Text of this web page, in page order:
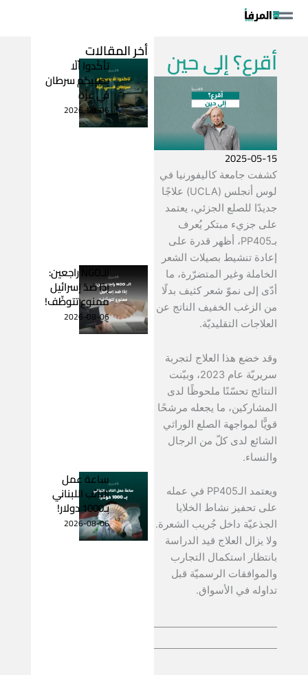
أقرع؟ إلى حين
2025-05-15
كشفت جامعة كاليفورنيا في
لوس أنجلس (UCLA) علاجًا
جديدًا للصلع الجزئي، يعتمد
على جزيء مبتكر يُعرف
بـPP405، أظهر قدرة على
إعادة تنشيط بصيلات الشعر
الخاملة وغير المتضرّرة، ما
أدّى إلى نموّ شعر كثيف بدلًا
من الزغب الخفيف الناتج عن
العلاجات التقليديّة.
وقد خضع هذا العلاج لتجربة
سريريّة عام 2023، وبيّنت
النتائج تحسّنًا ملحوظًا لدى
المشاركين، ما يجعله مرشحًا
قويًّا لمواجهة الصلع الوراثي
الشائع لدى كلّ من الرجال
والنساء.
ويعتمد الـPP405 في عمله
على تحفيز نشاط الخلايا
الجذعيّة داخل جُريب الشعرة.
ولا يزال العلاج قيد الدراسة
بانتظار استكمال التجارب
والموافقات الرسميّة قبل
تداوله في الأسواق.
أخر المقالات
تأكّدوا ألّا
يصيبكم سرطان
في غزّة
2026-08-06
الـNGO راجعين:
إذا ضدّ إسرائيل
ممنوع تتوظّف!
2026-08-06
ساعة عمل
النائب اللبناني
بـ1000 دولار!
2026-08-06